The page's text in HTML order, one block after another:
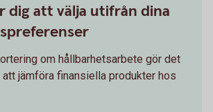
dig att välja utifrån dina
om hållbarhetsarbete gör det
jämföra finansiella produkter hos